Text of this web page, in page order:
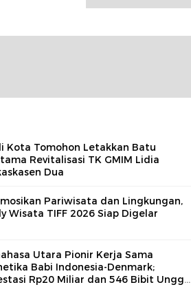
Kota Tomohon Letakkan Batu
Revitalisasi TK GMIM Lidia
Dua
Pariwisata dan Lingkungan,
Wisata TIFF 2026 Siap Digelar
Utara Pionir Kerja Sama
Babi Indonesia-Denmark;
Rp20 Miliar dan 546 Bibit Unggul